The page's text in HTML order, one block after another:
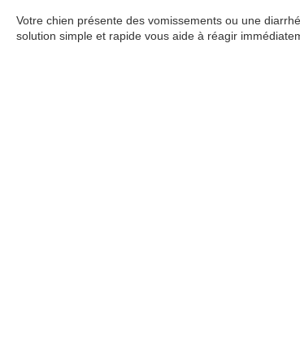
Votre chien présente des vomissements ou une
solution simple et rapide vous aide à réagir